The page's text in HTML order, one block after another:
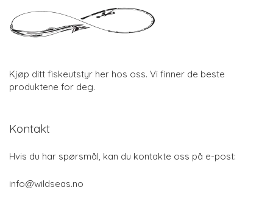
Kjøp ditt fiskeutstyr her hos oss. Vi finner de beste
produktene for deg.
Kontakt
Hvis du har spørsmål, kan du kontakte oss på e-post:
info@wildseas.no